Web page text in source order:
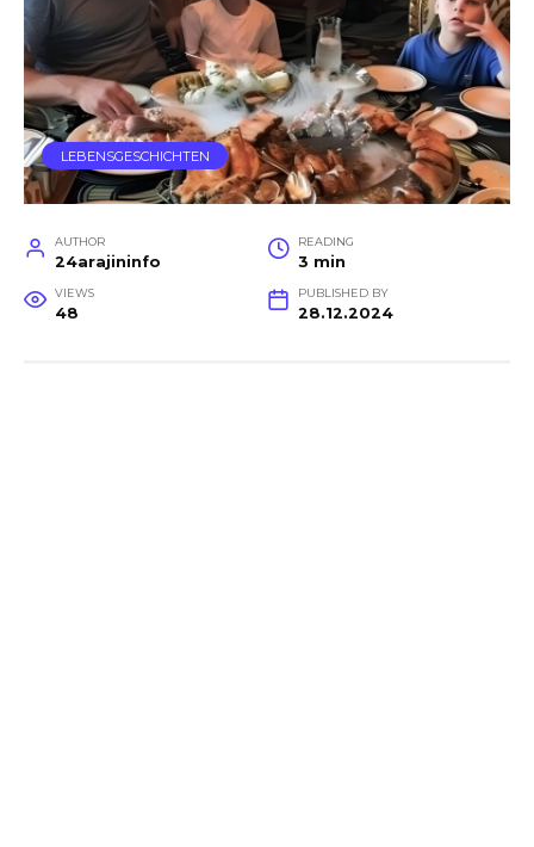
LEBENSGESCHICHTEN
AUTHOR
24arajininfo
READING
3 min
VIEWS
48
PUBLISHED BY
28.12.2024